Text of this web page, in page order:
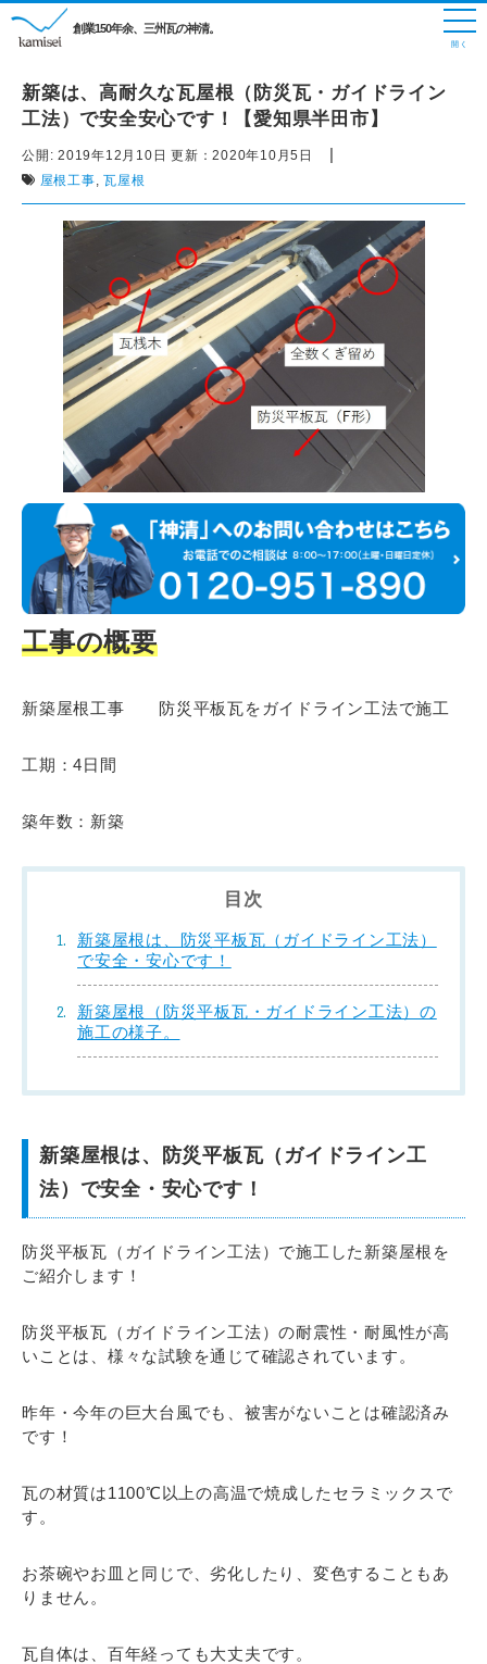
創業150年余、三州瓦の神清。
新築は、高耐久な瓦屋根（防災瓦・ガイドライン
工法）で安全安心です！【愛知県半田市】
公開: 2019年12月10日 更新：2020年10月5日 |
屋根工事, 瓦屋根
工事の概要
新築屋根工事 防災平板瓦をガイドライン工法で施工
工期：4日間
築年数：新築
目次
新築屋根は、防災平板瓦（ガイドライン工法）
で安全・安心です！
新築屋根（防災平板瓦・ガイドライン工法）の
施工の様子。
新築屋根は、防災平板瓦（ガイドライン工
法）で安全・安心です！
防災平板瓦（ガイドライン工法）で施工した新築屋根を
ご紹介します！
防災平板瓦（ガイドライン工法）の耐震性・耐風性が高
いことは、様々な試験を通じて確認されています。
昨年・今年の巨大台風でも、被害がないことは確認済み
です！
瓦の材質は1100℃以上の高温で焼成したセラミックスで
す。
お茶碗やお皿と同じで、劣化したり、変色することもあ
りません。
瓦自体は、百年経っても大丈夫です。